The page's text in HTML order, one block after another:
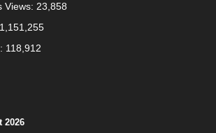
Views: 23,858
1,151,255
118,912
2026